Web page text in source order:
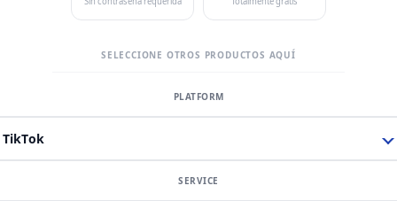
SELECCIONE OTROS PRODUCTOS AQUÍ
TikTok